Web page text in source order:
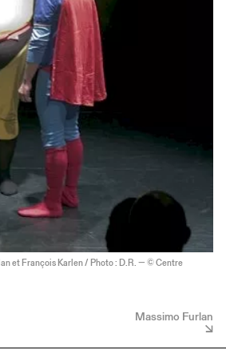
et François Karlen / Photo : D.R. — © Centre
Massimo Furlan